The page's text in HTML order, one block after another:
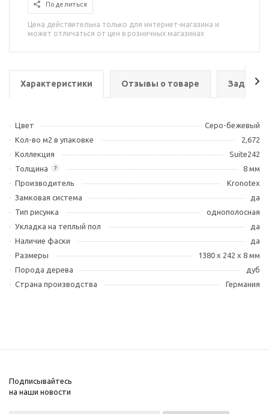
Поделиться
Цена действительна только для интернет-магазина и
может отличаться от цен в розничных магазинах
Характеристики Отзывы о товаре Задать
Цвет
Серо-бежевый
Кол-во м2 в упаковке
2,672
Коллекция
Suite242
?
Толщина
8 мм
Производитель
Kronotex
Замковая система
да
Тип рисунка
однополосная
Укладка на теплый пол
да
Наличие фаски
да
Размеры
1380 x 242 x 8 мм
Порода дерева
дуб
Страна производства
Германия
Подписывайтесь
на наши новости